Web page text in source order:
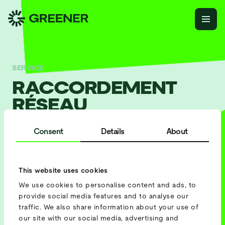
Consent Details About
This website uses cookies
We use cookies to personalise content and ads, to
provide social media features and to analyse our
traffic. We also share information about your use of
our site with our social media, advertising and
SERVICE
RACCORDEMENT
RÉSEAU
service ?
Nous fournissons un raccordement réseau temporaire en
une fraction du temps qu’il faut aux fournisseurs d’énergie
pour installer un raccordement permanent. C’est une